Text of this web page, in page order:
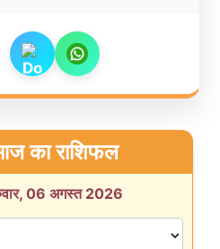
आर्मी अग्निवीर भर्ती
रख लें ये 9 जरूरी दस्तावेज, वरना होंगे
बाहर!
का राशिफल
06 अगस्त 2026